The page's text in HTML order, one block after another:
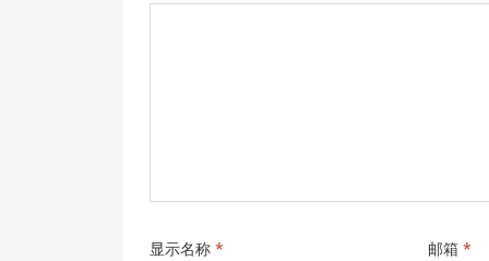
显示名称 * 邮箱 *